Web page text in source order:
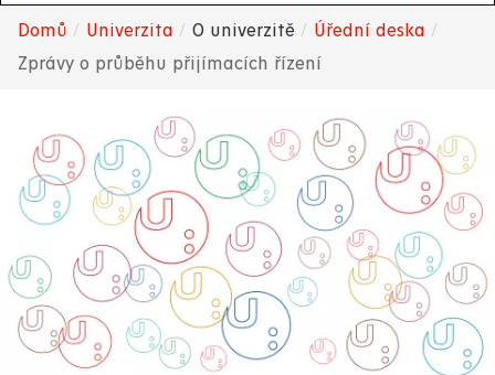
Drobečková
Domů Univerzita O univerzitě
Úřední deska
Zprávy o průběhu přijímacích řízení